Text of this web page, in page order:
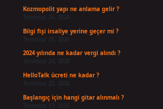
Kozmopolit yapı ne anlama gelir ?
Bilgi fişi irsaliye yerine geçer mi ?
Temmuz 25, 2026
2024 yılında ne kadar vergi alındı ?
HelloTalk ücreti ne kadar ?
Başlangıç için hangi gitar alınmalı ?